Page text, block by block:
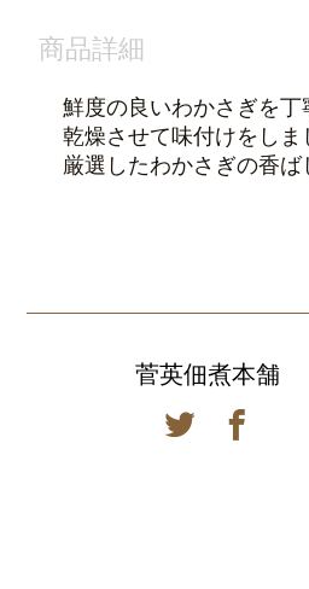
商品詳細
鮮度の良いわかさぎを丁
乾燥させて味付けをしま
厳選したわかさぎの香ば
菅英佃煮本舗